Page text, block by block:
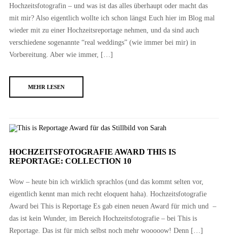
Hochzeitsfotografin – und was ist das alles überhaupt oder macht das
mit mir? Also eigentlich wollte ich schon längst Euch hier im Blog mal
wieder mit zu einer Hochzeitsreportage nehmen, und da sind auch
verschiedene sogenannte “real weddings” (wie immer bei mir) in
Vorbereitung. Aber wie immer, […]
MEHR LESEN
HOCHZEITSFOTOGRAFIE AWARD THIS IS
REPORTAGE: COLLECTION 10
Wow – heute bin ich wirklich sprachlos (und das kommt selten vor,
eigentlich kennt man mich recht eloquent haha). Hochzeitsfotografie
Award bei This is Reportage Es gab einen neuen Award für mich und –
das ist kein Wunder, im Bereich Hochzeitsfotografie – bei This is
Reportage. Das ist für mich selbst noch mehr wooooow! Denn […]